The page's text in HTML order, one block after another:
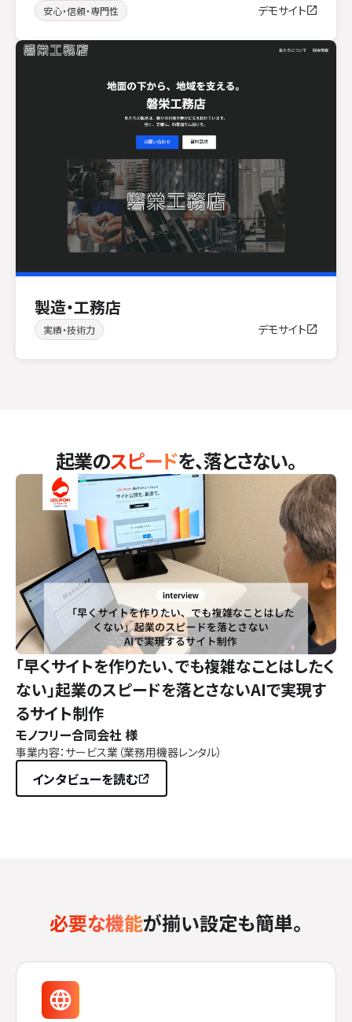
安心・信頼・専門性 デモサイト
製造・工務店
実績・技術力 デモサイト
起業のスピードを、落とさない。
「早くサイトを作りたい、でも複雑なことはしたく
ない」起業のスピードを落とさないAIで実現す
るサイト制作
モノフリー合同会社 様
事業内容：サービス業（業務用機器レンタル）
インタビューを読む
必要な機能が揃い設定も簡単。